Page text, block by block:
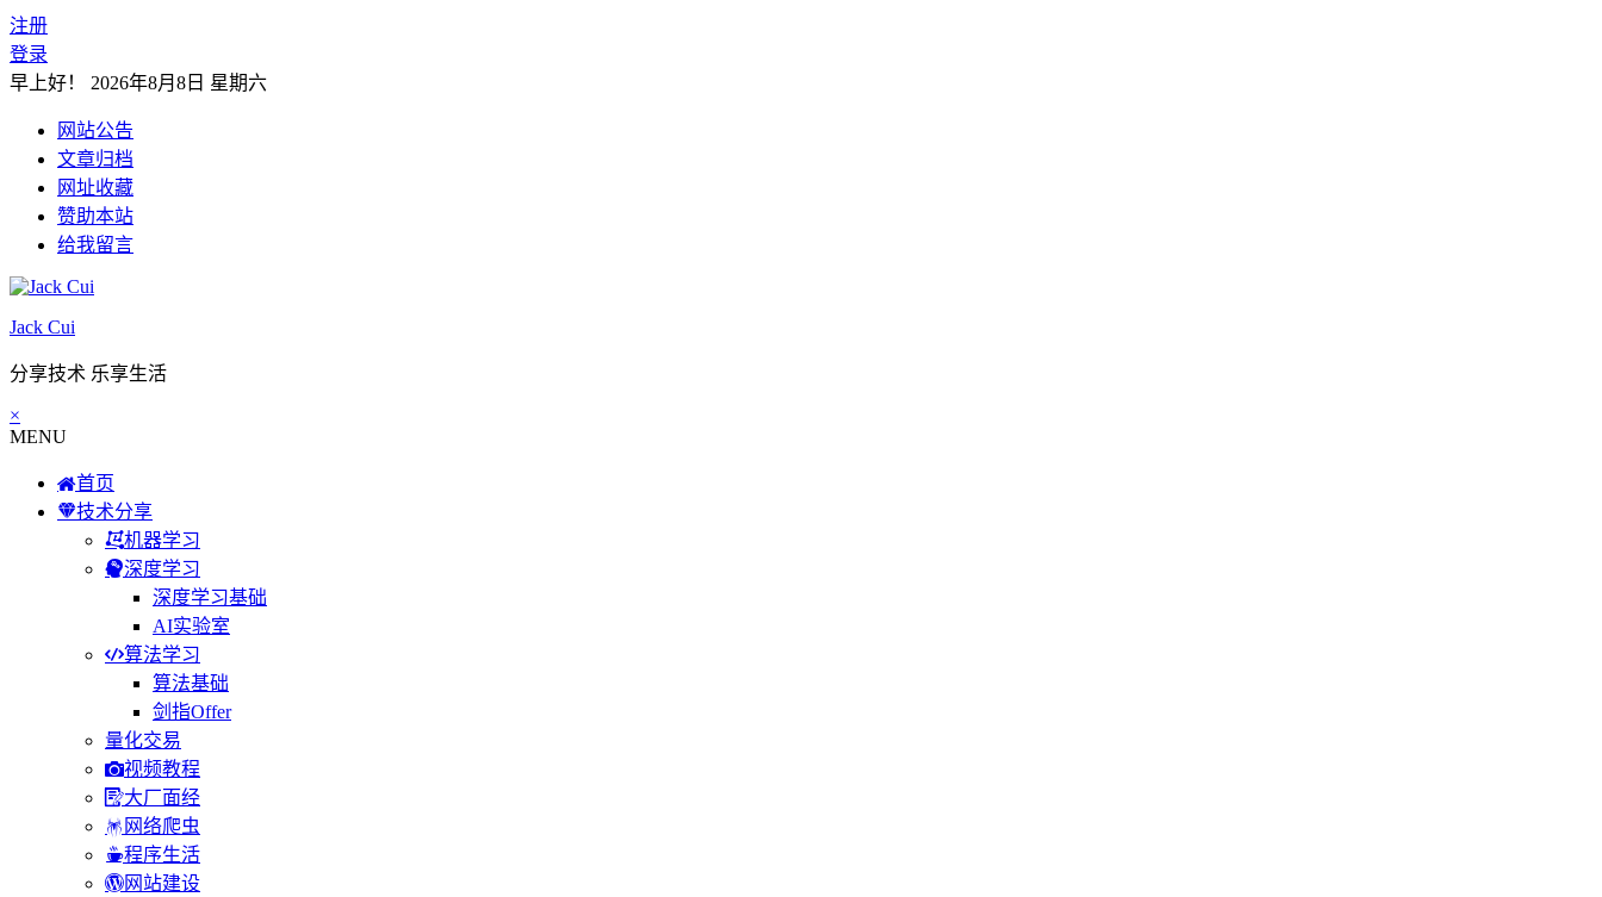
注册
登录
早上好！ 2026年8月8日 星期六
网站公告
文章归档
网址收藏
赞助本站
给我留言
Jack Cui
分享技术 乐享生活
×
MENU
首页
技术分享
机器学习
深度学习
深度学习基础
AI实验室
算法学习
算法基础
剑指Offer
量化交易
视频教程
大厂面经
网络爬虫
程序生活
网站建设